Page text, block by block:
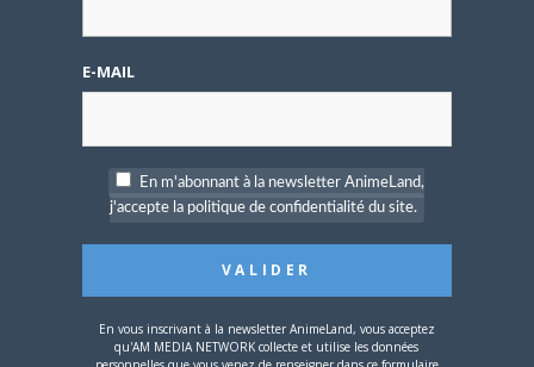
A PROPOS DE L'AUTEUR
E-MAIL
En m'abonnant à la newsletter AnimeLand,
j'accepte la politique de confidentialité du site.
En vous inscrivant à la newsletter AnimeLand, vous acceptez
qu'AM MEDIA NETWORK collecte et utilise les données